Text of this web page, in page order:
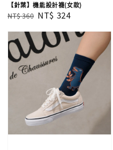
【針葉】機能設計襪(女款)
Regular
NT$ 360 Sale
NT$ 324